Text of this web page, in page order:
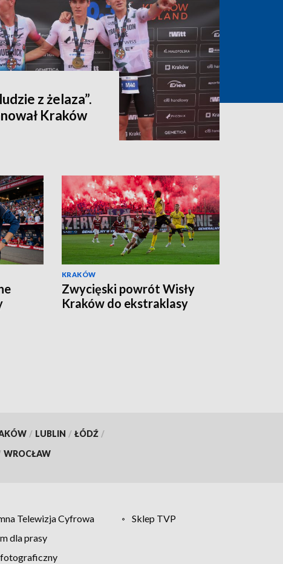
z żelaza”.
Kraków
KRAKÓW
Zwycięski powrót Wisły
Kraków do ekstraklasy
/ LUBLIN / ŁÓDŹ /
WROCŁAW
Telewizja Cyfrowa
Sklep TVP
dla prasy
fotograficzny